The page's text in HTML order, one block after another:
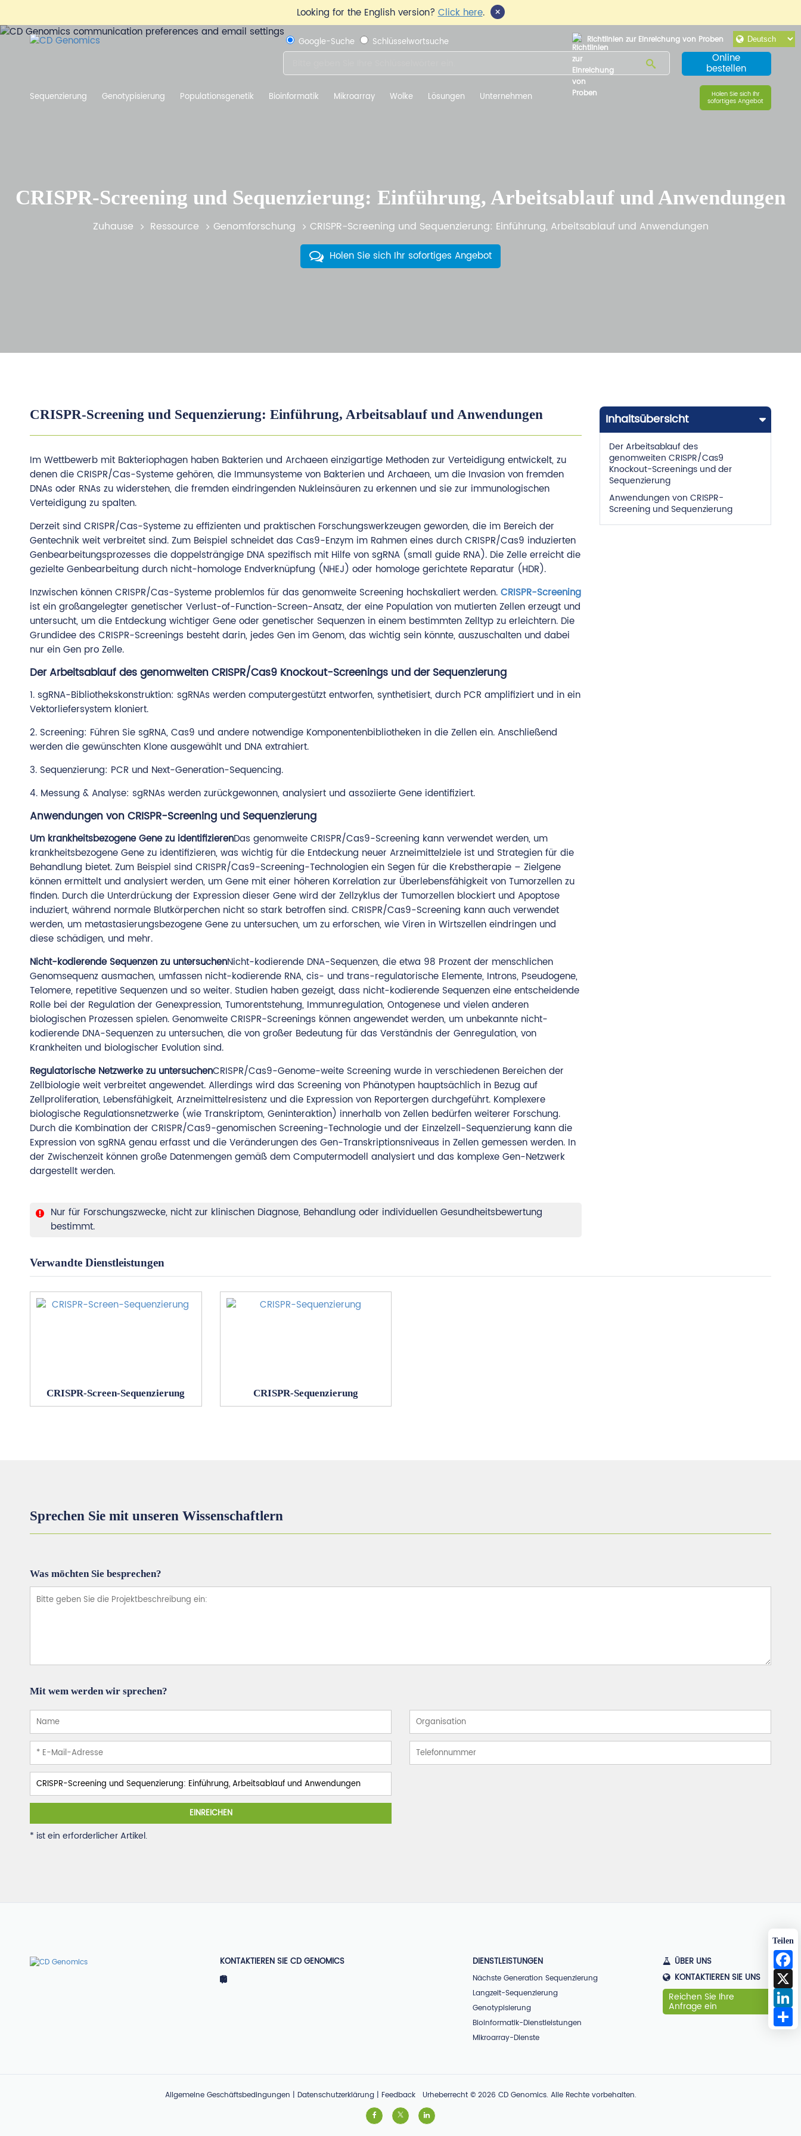
Looking for the English version?Click here. ×
Richtlinien zur Einreichung von Proben
Google-Suche Schlüsselwortsuche
Online
bestellen
Sequenzierung Genotypisierung Populationsgenetik Bioinformatik Mikroarray Wolke Lösungen Unternehmen Holen Sie sich Ihr
sofortiges Angebot
CRISPR-Screening und Sequenzierung: Einführung, Arbeitsablauf und Anwendungen
Zuhause Ressource Genomforschung CRISPR-Screening und Sequenzierung: Einführung, Arbeitsablauf und Anwendungen
Holen Sie sich Ihr sofortiges Angebot
CRISPR-Screening und Sequenzierung: Einführung, Arbeitsablauf und Anwendungen
Im Wettbewerb mit Bakteriophagen haben Bakterien und Archaeen einzigartige Methoden zur Verteidigung entwickelt, zu
denen die CRISPR/Cas-Systeme gehören, die Immunsysteme von Bakterien und Archaeen, um die Invasion von fremden
DNAs oder RNAs zu widerstehen, die fremden eindringenden Nukleinsäuren zu erkennen und sie zur immunologischen
Verteidigung zu spalten.
Derzeit sind CRISPR/Cas-Systeme zu effizienten und praktischen Forschungswerkzeugen geworden, die im Bereich der
Gentechnik weit verbreitet sind. Zum Beispiel schneidet das Cas9-Enzym im Rahmen eines durch CRISPR/Cas9 induzierten
Genbearbeitungsprozesses die doppelsträngige DNA spezifisch mit Hilfe von sgRNA (small guide RNA). Die Zelle erreicht die
gezielte Genbearbeitung durch nicht-homologe Endverknüpfung (NHEJ) oder homologe gerichtete Reparatur (HDR).
Inzwischen können CRISPR/Cas-Systeme problemlos für das genomweite Screening hochskaliert werden. CRISPR-Screening
ist ein großangelegter genetischer Verlust-of-Function-Screen-Ansatz, der eine Population von mutierten Zellen erzeugt und
untersucht, um die Entdeckung wichtiger Gene oder genetischer Sequenzen in einem bestimmten Zelltyp zu erleichtern. Die
Grundidee des CRISPR-Screenings besteht darin, jedes Gen im Genom, das wichtig sein könnte, auszuschalten und dabei
nur ein Gen pro Zelle.
Der Arbeitsablauf des genomweiten CRISPR/Cas9 Knockout-Screenings und der Sequenzierung
1. sgRNA-Bibliothekskonstruktion: sgRNAs werden computergestützt entworfen, synthetisiert, durch PCR amplifiziert und in ein
Vektorliefersystem kloniert.
2. Screening: Führen Sie sgRNA, Cas9 und andere notwendige Komponentenbibliotheken in die Zellen ein. Anschließend
werden die gewünschten Klone ausgewählt und DNA extrahiert.
3. Sequenzierung: PCR und Next-Generation-Sequencing.
4. Messung & Analyse: sgRNAs werden zurückgewonnen, analysiert und assoziierte Gene identifiziert.
Anwendungen von CRISPR-Screening und Sequenzierung
Um krankheitsbezogene Gene zu identifizierenDas genomweite CRISPR/Cas9-Screening kann verwendet werden, um
krankheitsbezogene Gene zu identifizieren, was wichtig für die Entdeckung neuer Arzneimittelziele ist und Strategien für die
Behandlung bietet. Zum Beispiel sind CRISPR/Cas9-Screening-Technologien ein Segen für die Krebstherapie – Zielgene
können ermittelt und analysiert werden, um Gene mit einer höheren Korrelation zur Überlebensfähigkeit von Tumorzellen zu
finden. Durch die Unterdrückung der Expression dieser Gene wird der Zellzyklus der Tumorzellen blockiert und Apoptose
induziert, während normale Blutkörperchen nicht so stark betroffen sind. CRISPR/Cas9-Screening kann auch verwendet
werden, um metastasierungsbezogene Gene zu untersuchen, um zu erforschen, wie Viren in Wirtszellen eindringen und
diese schädigen, und mehr.
Nicht-kodierende Sequenzen zu untersuchenNicht-kodierende DNA-Sequenzen, die etwa 98 Prozent der menschlichen
Genomsequenz ausmachen, umfassen nicht-kodierende RNA, cis- und trans-regulatorische Elemente, Introns, Pseudogene,
Telomere, repetitive Sequenzen und so weiter. Studien haben gezeigt, dass nicht-kodierende Sequenzen eine entscheidende
Rolle bei der Regulation der Genexpression, Tumorentstehung, Immunregulation, Ontogenese und vielen anderen
biologischen Prozessen spielen. Genomweite CRISPR-Screenings können angewendet werden, um unbekannte nicht-
kodierende DNA-Sequenzen zu untersuchen, die von großer Bedeutung für das Verständnis der Genregulation, von
Krankheiten und biologischer Evolution sind.
Regulatorische Netzwerke zu untersuchenCRISPR/Cas9-Genome-weite Screening wurde in verschiedenen Bereichen der
Zellbiologie weit verbreitet angewendet. Allerdings wird das Screening von Phänotypen hauptsächlich in Bezug auf
Zellproliferation, Lebensfähigkeit, Arzneimittelresistenz und die Expression von Reportergen durchgeführt. Komplexere
biologische Regulationsnetzwerke (wie Transkriptom, Geninteraktion) innerhalb von Zellen bedürfen weiterer Forschung.
Durch die Kombination der CRISPR/Cas9-genomischen Screening-Technologie und der Einzelzell-Sequenzierung kann die
Expression von sgRNA genau erfasst und die Veränderungen des Gen-Transkriptionsniveaus in Zellen gemessen werden. In
der Zwischenzeit können große Datenmengen gemäß dem Computermodell analysiert und das komplexe Gen-Netzwerk
dargestellt werden.
Nur für Forschungszwecke, nicht zur klinischen Diagnose, Behandlung oder individuellen Gesundheitsbewertung
bestimmt.
Inhaltsübersicht
Der Arbeitsablauf des
genomweiten CRISPR/Cas9
Knockout-Screenings und der
Sequenzierung
Anwendungen von CRISPR-
Screening und Sequenzierung
Teilen
Verwandte Dienstleistungen
CRISPR-Screen-Sequenzierung CRISPR-Sequenzierung
Sprechen Sie mit unseren Wissenschaftlern
Was möchten Sie besprechen?
Mit wem werden wir sprechen?
EINREICHEN
* ist ein erforderlicher Artikel.
KONTAKTIEREN SIE CD GENOMICS DIENSTLEISTUNGEN
Nächste Generation Sequenzierung
Langzeit-Sequenzierung
Genotypisierung
Bioinformatik-Dienstleistungen
Mikroarray-Dienste
ÜBER UNS
KONTAKTIEREN SIE UNS
Reichen Sie Ihre
Anfrage ein
Allgemeine Geschäftsbedingungen | Datenschutzerklärung| FeedbackUrheberrecht © 2026 CD Genomics. Alle Rechte vorbehalten.